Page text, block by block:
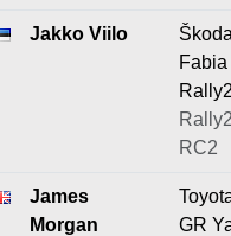
Jakko Viilo
RC2
James
Morgan
GR